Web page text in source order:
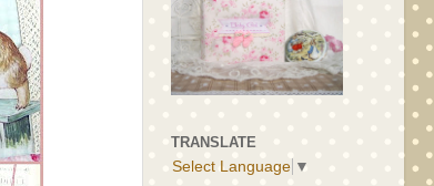
TRANSLATE
Select Language ▼